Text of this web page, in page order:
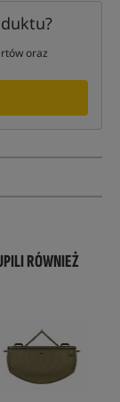
oraz
RÓWNIEŻ